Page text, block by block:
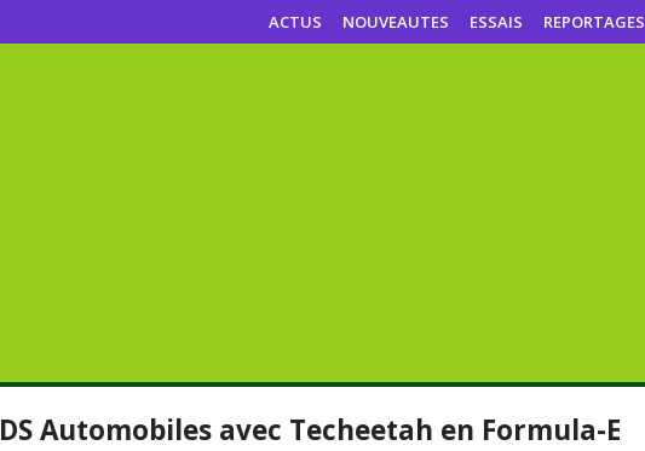
ACTUS NOUVEAUTES ESSAIS REPORTAGES
DS Automobiles avec Techeetah en Formula-E